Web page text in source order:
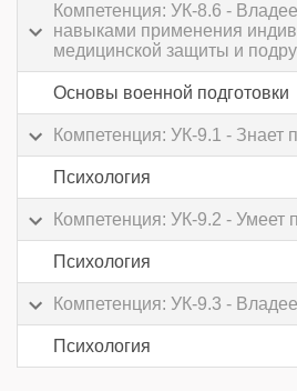
Компетенция: УК-8.6 -
навыками применения
медицинской защиты и
Основы военной подготовки
Компетенция: УК-9.1 - Знает
Психология
Компетенция: УК-9.2 - Умеет
Психология
Компетенция: УК-9.3 -
Психология